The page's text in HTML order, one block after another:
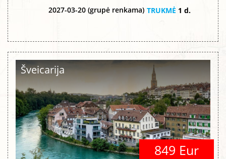
2027-03-20 (grupė renkama) TRUKMĖ 1 d.
Šveicarija
849 Eur